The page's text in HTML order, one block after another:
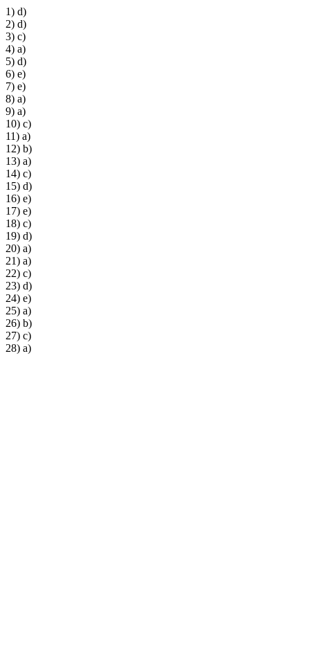
1) d)
2) d)
3) c)
4) a)
5) d)
6) e)
7) e)
8) a)
9) a)
10) c)
11) a)
12) b)
13) a)
14) c)
15) d)
16) e)
17) e)
18) c)
19) d)
20) a)
21) a)
22) c)
23) d)
24) e)
25) a)
26) b)
27) c)
28) a)